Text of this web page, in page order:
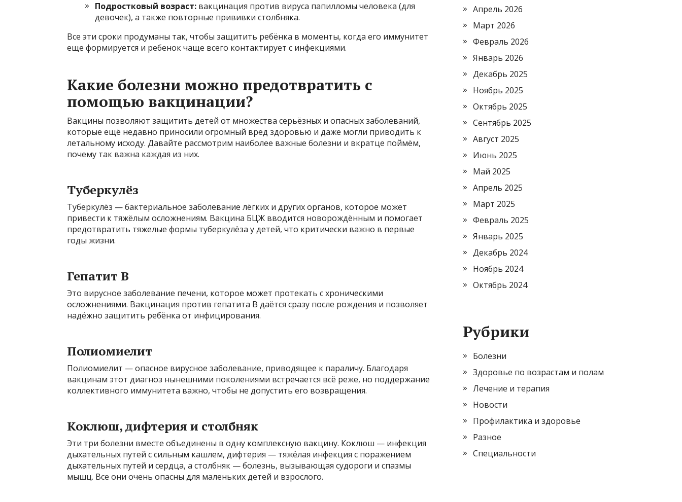
Подростковый возраст: вакцинация против вируса папилломы человека (для
девочек), а также повторные прививки столбняка.
Все эти сроки продуманы так, чтобы защитить ребёнка в моменты, когда его иммунитет
еще формируется и ребенок чаще всего контактирует с инфекциями.
Какие болезни можно предотвратить с
помощью вакцинации?
Вакцины позволяют защитить детей от множества серьёзных и опасных заболеваний,
которые ещё недавно приносили огромный вред здоровью и даже могли приводить к
летальному исходу. Давайте рассмотрим наиболее важные болезни и вкратце поймём,
почему так важна каждая из них.
Туберкулёз
Туберкулёз — бактериальное заболевание лёгких и других органов, которое может
привести к тяжёлым осложнениям. Вакцина БЦЖ вводится новорождённым и помогает
предотвратить тяжелые формы туберкулёза у детей, что критически важно в первые
годы жизни.
Гепатит В
Это вирусное заболевание печени, которое может протекать с хроническими
осложнениями. Вакцинация против гепатита В даётся сразу после рождения и позволяет
надёжно защитить ребёнка от инфицирования.
Полиомиелит
Полиомиелит — опасное вирусное заболевание, приводящее к параличу. Благодаря
вакцинам этот диагноз нынешними поколениями встречается всё реже, но поддержание
коллективного иммунитета важно, чтобы не допустить его возвращения.
Коклюш, дифтерия и столбняк
Эти три болезни вместе объединены в одну комплексную вакцину. Коклюш — инфекция
дыхательных путей с сильным кашлем, дифтерия — тяжёлая инфекция с поражением
дыхательных путей и сердца, а столбняк — болезнь, вызывающая судороги и спазмы
мышц. Все они очень опасны для маленьких детей и взрослого.
Апрель 2026
Март 2026
Февраль 2026
Январь 2026
Декабрь 2025
Ноябрь 2025
Октябрь 2025
Сентябрь 2025
Август 2025
Июнь 2025
Май 2025
Апрель 2025
Март 2025
Февраль 2025
Январь 2025
Декабрь 2024
Ноябрь 2024
Октябрь 2024
Рубрики
Болезни
Здоровье по возрастам и полам
Лечение и терапия
Новости
Профилактика и здоровье
Разное
Специальности